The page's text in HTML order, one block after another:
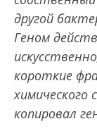
другой
Геном
короткие
химического
копировал